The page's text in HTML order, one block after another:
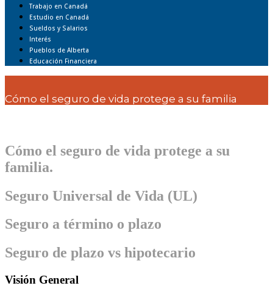
Trabajo en Canadá
Estudio en Canadá
Sueldos y Salarios
Interés
Pueblos de Alberta
Educación Financiera
Cómo el seguro de vida protege a su familia
Cómo el seguro de vida protege a su
familia.
Seguro Universal de Vida (UL)
Seguro a término o plazo
Seguro de plazo vs hipotecario
Visión General